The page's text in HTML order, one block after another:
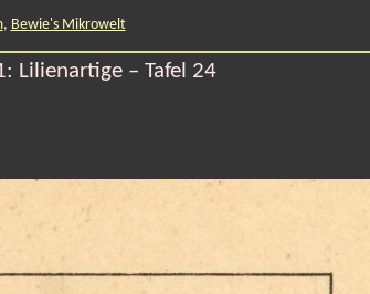
, Bewie's Mikrowelt
Lilienartige – Tafel 24